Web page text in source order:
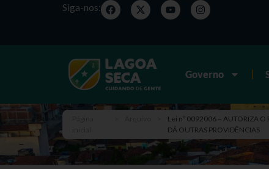
Siga-nos:
Governo
Lei nº 0092006 – AUTORIZA O
DÁ OUTRAS PROVIDÊNCIAS